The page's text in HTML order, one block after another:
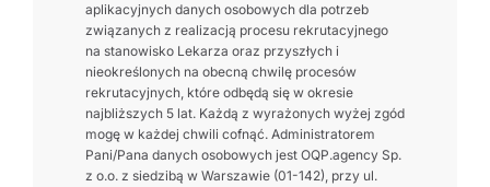
aplikacyjnych danych osobowych dla potrzeb
związanych z realizacją procesu rekrutacyjnego
na stanowisko Lekarza oraz przyszłych i
nieokreślonych na obecną chwilę procesów
rekrutacyjnych, które odbędą się w okresie
najbliższych 5 lat. Każdą z wyrażonych wyżej zgód
mogę w każdej chwili cofnąć. Administratorem
Pani/Pana danych osobowych jest OQP.agency Sp.
z o.o. z siedzibą w Warszawie (01-142), przy ul.